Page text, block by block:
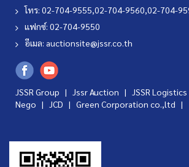
โทร: 02-704-9555,02-704-9560,02-704-
แฟกซ์: 02-704-9550
อีเมล: auctionsite@jssr.co.th
JSSR Group | Jssr Auction | JSSR Logistics
Nego | JCD | Green Corporation co.,ltd |